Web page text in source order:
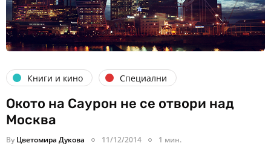
Книги и кино Специални
Окото на Саурон не се отвори над
Москва
By Цветомира Дукова 11/12/2014 1 мин.